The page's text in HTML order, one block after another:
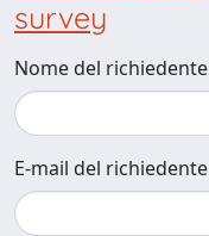
survey
Nome del richiedente
E-mail del richiedente